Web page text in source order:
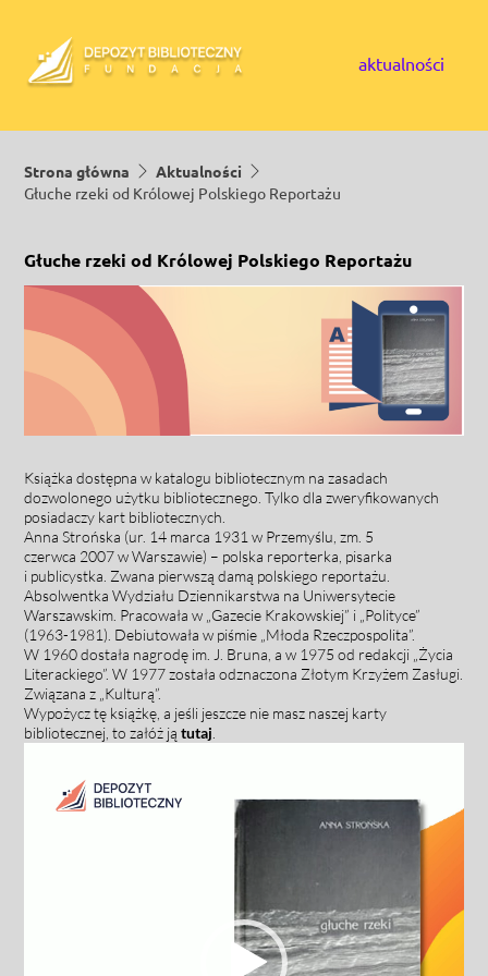
aktualności
Strona główna
Aktualności
Głuche rzeki od Królowej Polskiego Reportażu
Głuche rzeki od Królowej Polskiego Reportażu
Książka dostępna w katalogu bibliotecznym na zasadach
dozwolonego użytku bibliotecznego. Tylko dla zweryfikowanych
posiadaczy kart bibliotecznych.
Anna Strońska (ur. 14 marca 1931 w Przemyślu, zm. 5
czerwca 2007 w Warszawie) – polska reporterka, pisarka
i publicystka. Zwana pierwszą damą polskiego reportażu.
Absolwentka Wydziału Dziennikarstwa na Uniwersytecie
Warszawskim. Pracowała w „Gazecie Krakowskiej” i „Polityce”
(1963-1981). Debiutowała w piśmie „Młoda Rzeczpospolita”.
W 1960 dostała nagrodę im. J. Bruna, a w 1975 od redakcji „Życia
Literackiego”. W 1977 została odznaczona Złotym Krzyżem Zasługi.
Związana z „Kulturą”.
Wypożycz tę książkę, a jeśli jeszcze nie masz naszej karty
bibliotecznej, to załóż ją tutaj
video